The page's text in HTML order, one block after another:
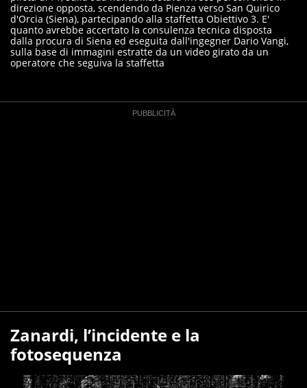
direzione opposta, scendendo da Pienza verso San Quirico
d'Orcia (Siena), partecipando alla staffetta Obiettivo 3. E'
quanto avrebbe accertato la consulenza tecnica disposta
dalla procura di Siena ed eseguita dall'ingegner Dario Vangi,
sulla base di immagini estratte da un video girato da un
operatore che seguiva la staffetta
Zanardi, l’incidente e la
fotosequenza